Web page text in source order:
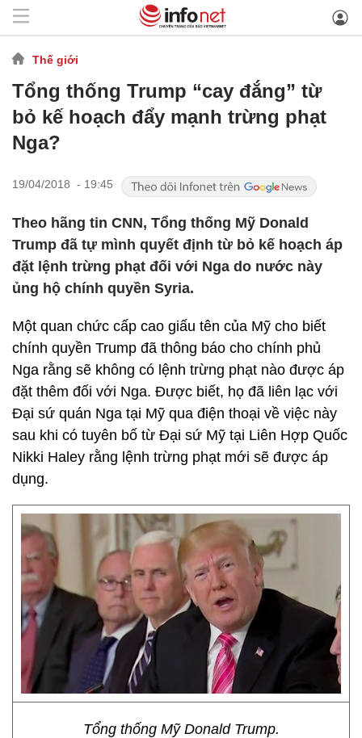
Thế giới
Tổng thống Trump “cay đắng” từ
bỏ kế hoạch đẩy mạnh trừng phạt
Nga?
19/04/2018 - 19:45
Theo hãng tin CNN, Tổng thống Mỹ Donald
Trump đã tự mình quyết định từ bỏ kế hoạch áp
đặt lệnh trừng phạt đối với Nga do nước này
ủng hộ chính quyền Syria.
Một quan chức cấp cao giấu tên của Mỹ cho biết
chính quyền Trump đã thông báo cho chính phủ
Nga rằng sẽ không có lệnh trừng phạt nào được áp
đặt thêm đối với Nga. Được biết, họ đã liên lạc với
Đại sứ quán Nga tại Mỹ qua điện thoại về việc này
sau khi có tuyên bố từ Đại sứ Mỹ tại Liên Hợp Quốc
Nikki Haley rằng lệnh trừng phạt mới sẽ được áp
dụng.
Tổng thống Mỹ Donald Trump.